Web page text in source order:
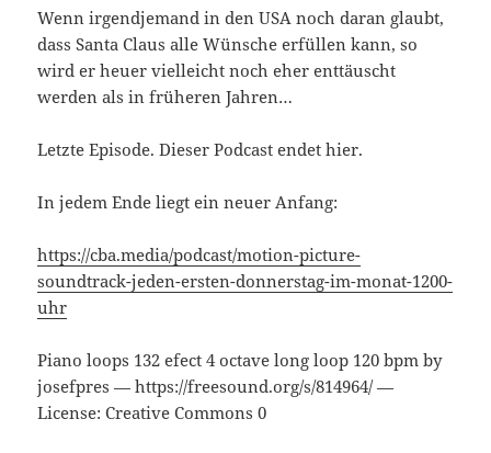
Wenn irgendjemand in den USA noch daran glaubt,
dass Santa Claus alle Wünsche erfüllen kann, so
wird er heuer vielleicht noch eher enttäuscht
werden als in früheren Jahren…
Letzte Episode. Dieser Podcast endet hier.
In jedem Ende liegt ein neuer Anfang:
https://cba.media/podcast/motion-picture-
soundtrack-jeden-ersten-donnerstag-im-monat-1200-
uhr
Piano loops 132 efect 4 octave long loop 120 bpm by
josefpres — https://freesound.org/s/814964/ —
License: Creative Commons 0